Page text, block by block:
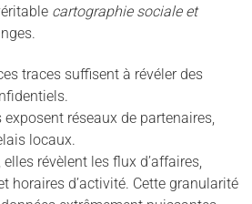
cartographie sociale et
traces suffisent à révéler des
exposent réseaux de partenaires,
locaux.
, elles révèlent les flux d’affaires,
horaires d’activité. Cette granularité